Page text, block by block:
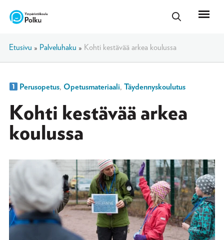
Etusivu » Palveluhaku » Kohti kestävää arkea koulussa
Perusopetus, Opetusmateriaali,Täydennyskoulutus
Kohti kestävää arkea
koulussa